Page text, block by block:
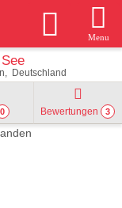
Menu
Deutschland
0 Bewertungen 3